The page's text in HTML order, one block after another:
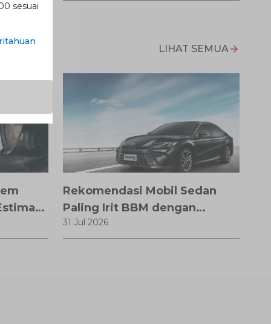
LIHAT SEMUA
Rekomendasi Mobil Sedan
Paling Irit BBM dengan
Performa Optimal
31 Jul 2026
sesuai